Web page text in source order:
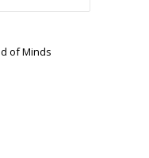
of Minds